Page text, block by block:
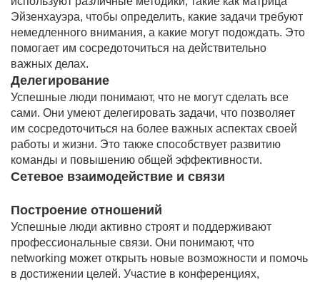
Эйзенхауэра, чтобы определить, какие задачи требуют
немедленного внимания, а какие могут подождать. Это
помогает им сосредоточиться на действительно
важных делах.
Делегирование
Успешные люди понимают, что не могут сделать все
сами. Они умеют делегировать задачи, что позволяет
им сосредоточиться на более важных аспектах своей
работы и жизни. Это также способствует развитию
команды и повышению общей эффективности.
Сетевое взаимодействие и связи
Построение отношений
Успешные люди активно строят и поддерживают
профессиональные связи. Они понимают, что
networking может открыть новые возможности и помочь
в достижении целей. Участие в конференциях,